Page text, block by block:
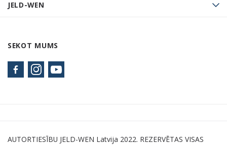
JELD-WEN
SEKOT MUMS
AUTORTIESĪBU JELD-WEN Latvija 2022. REZERVĒTAS VISAS